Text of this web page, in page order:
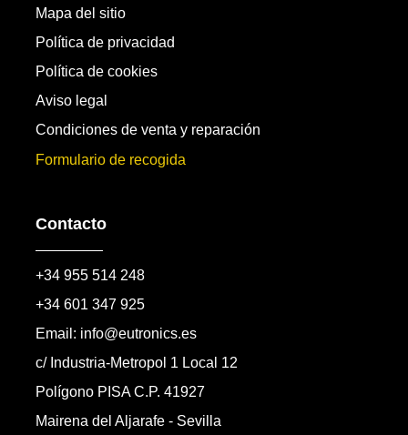
Mapa del sitio
Política de privacidad
Política de cookies
Aviso legal
Condiciones de venta y reparación
Formulario de recogida
Contacto
+34 955 514 248
+34 601 347 925
Email: info@eutronics.es
c/ Industria-Metropol 1 Local 12
Polígono PISA C.P. 41927
Mairena del Aljarafe - Sevilla